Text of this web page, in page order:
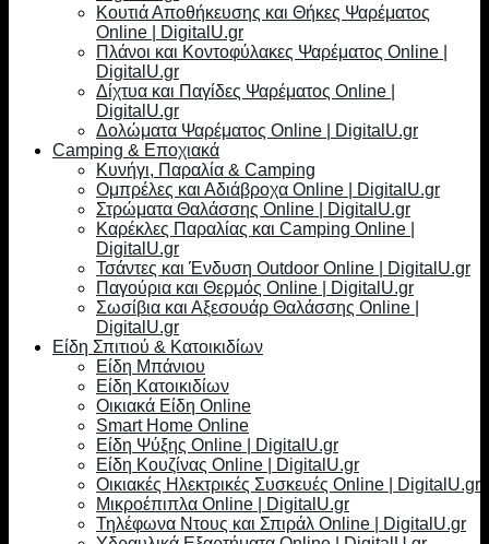
Κουτιά Αποθήκευσης και Θήκες Ψαρέματος
Online | DigitalU.gr
Πλάνοι και Κοντοφύλακες Ψαρέματος Online |
DigitalU.gr
Δίχτυα και Παγίδες Ψαρέματος Online |
DigitalU.gr
Δολώματα Ψαρέματος Online | DigitalU.gr
Camping & Εποχιακά
Κυνήγι, Παραλία & Camping
Ομπρέλες και Αδιάβροχα Online | DigitalU.gr
Στρώματα Θαλάσσης Online | DigitalU.gr
Καρέκλες Παραλίας και Camping Online |
DigitalU.gr
Τσάντες και Ένδυση Outdoor Online | DigitalU.gr
Παγούρια και Θερμός Online | DigitalU.gr
Σωσίβια και Αξεσουάρ Θαλάσσης Online |
DigitalU.gr
Είδη Σπιτιού & Κατοικιδίων
Είδη Μπάνιου
Είδη Κατοικιδίων
Οικιακά Είδη Online
Smart Home Online
Είδη Ψύξης Online | DigitalU.gr
Είδη Κουζίνας Online | DigitalU.gr
Οικιακές Ηλεκτρικές Συσκευές Online | DigitalU.gr
Μικροέπιπλα Online | DigitalU.gr
Τηλέφωνα Ντους και Σπιράλ Online | DigitalU.gr